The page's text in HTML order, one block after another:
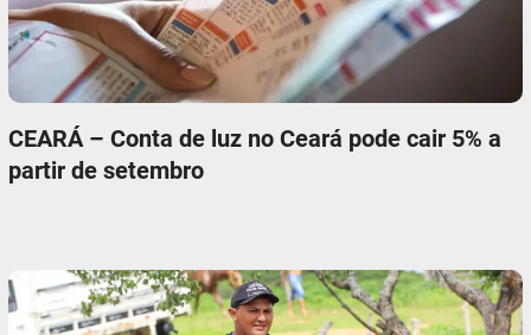
CEARÁ – Conta de luz no Ceará pode cair 5% a
partir de setembro